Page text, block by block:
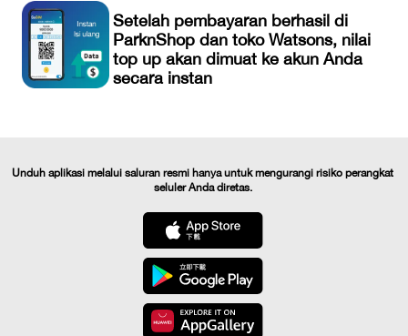
Setelah pembayaran berhasil di
ParknShop dan toko Watsons, nilai
top up akan dimuat ke akun Anda
secara instan
Unduh aplikasi melalui saluran resmi hanya untuk mengurangi risiko perangkat
seluler Anda diretas.